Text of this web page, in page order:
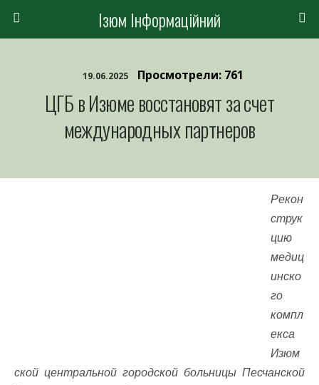
Ізюм Інформаційний
19.06.2025 Просмотрели: 761
ЦГБ в Изюме восстановят за счет
международных партнеров
Рекон
струк
цию
медиц
инско
го
компл
екса
Изюм
ской центральной городской больницы Песчанской